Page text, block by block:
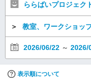
ららばいプロジェク
＞ 教室、ワークショッ
2026/06/22 ～ 2026/
表示順について